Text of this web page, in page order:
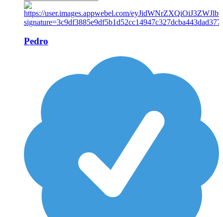
Pedro